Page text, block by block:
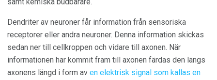
samt kemiska budbärare.
Dendriter av neuroner får information från sensoriska
receptorer eller andra neuroner. Denna information skickas
sedan ner till cellkroppen och vidare till axonen. När
informationen har kommit fram till axonen färdas den längs
axonens längd i form av en elektrisk signal som kallas en